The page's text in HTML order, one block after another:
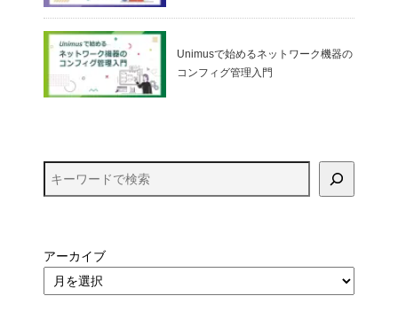
Unimusで始めるネットワーク機器の
コンフィグ管理入門
アーカイブ